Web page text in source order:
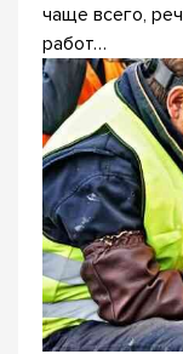
чаще всего,
работ…